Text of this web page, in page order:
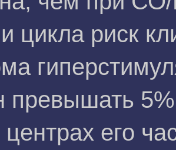
цикла риск
превышать
его